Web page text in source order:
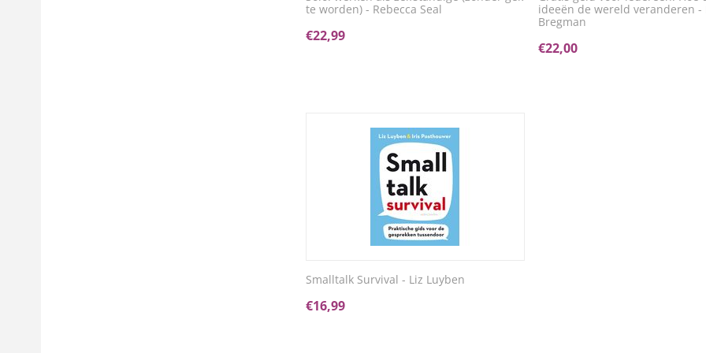
te worden) - Rebecca Seal
€22,99
ideeën de wereld veranderen -
Bregman
€22,00
Smalltalk Survival - Liz Luyben
€16,99